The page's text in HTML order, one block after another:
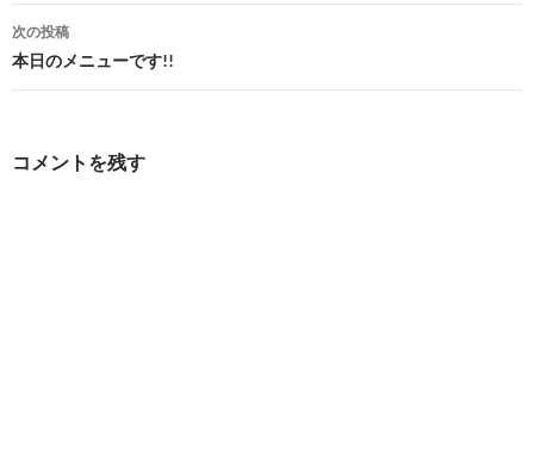
ナ
ビ
次の投稿
本日のメニューです!!
コメントを残す